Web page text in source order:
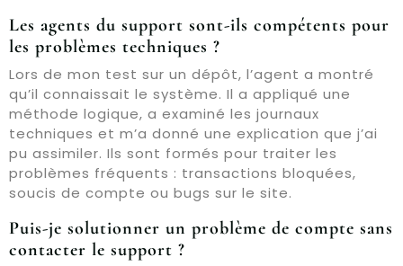
Les agents du support sont-ils compétents pour
les problèmes techniques ?
Lors de mon test sur un dépôt, l’agent a montré
qu’il connaissait le système. Il a appliqué une
méthode logique, a examiné les journaux
techniques et m’a donné une explication que j’ai
pu assimiler. Ils sont formés pour traiter les
problèmes fréquents : transactions bloquées,
soucis de compte ou bugs sur le site.
Puis-je solutionner un problème de compte sans
contacter le support ?